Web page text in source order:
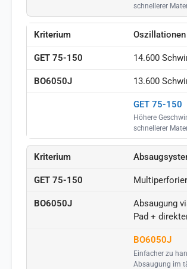
schnellerer
Oszillationen
14.600
13.600
GET 75-150
Höhere
schnellerer
Absaugung
Pad +
BO6050J
Einfacher zu
Absaugung im